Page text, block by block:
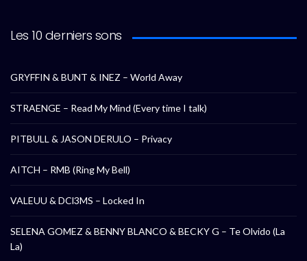
Les 10 derniers sons
GRYFFIN & BUNT & INEZ – World Away
STRAENGE – Read My Mind (Every time I talk)
PITBULL & JASON DERULO – Privacy
AITCH – RMB (Ring My Bell)
VALEUU & DCl3MS – Locked In
SELENA GOMEZ & BENNY BLANCO & BECKY G – Te Olvido (La
La)